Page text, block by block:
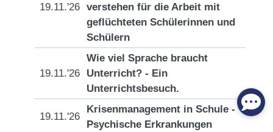
19.11.'26 verstehen für die Arbeit mit
geflüchteten Schülerinnen und
Schülern
19.11.'26
Wie viel Sprache braucht
Unterricht? - Ein
Unterrichtsbesuch.
19.11.'26
Krisenmanagement in Schule -
Psychische Erkrankungen